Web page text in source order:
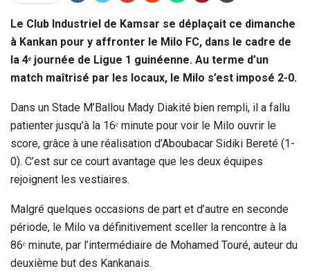
Le Club Industriel de Kamsar se déplaçait ce dimanche
à Kankan pour y affronter le Milo FC, dans le cadre de
la 4ᵉ journée de Ligue 1 guinéenne. Au terme d’un
match maîtrisé par les locaux, le Milo s’est imposé 2-0.
Dans un Stade M’Ballou Mady Diakité bien rempli, il a fallu
patienter jusqu’à la 16ᵉ minute pour voir le Milo ouvrir le
score, grâce à une réalisation d’Aboubacar Sidiki Bereté (1-
0). C’est sur ce court avantage que les deux équipes
rejoignent les vestiaires.
Malgré quelques occasions de part et d’autre en seconde
période, le Milo va définitivement sceller la rencontre à la
86ᵉ minute, par l’intermédiaire de Mohamed Touré, auteur du
deuxième but des Kankanais.